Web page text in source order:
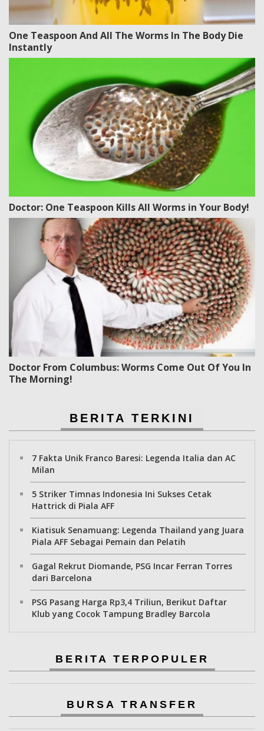
One Teaspoon And All The Worms In The Body Die
Instantly
Doctor: One Teaspoon Kills All Worms in Your Body!
Doctor From Columbus: Worms Come Out Of You In
The Morning!
BERITA TERKINI
7 Fakta Unik Franco Baresi: Legenda Italia dan AC
Milan
5 Striker Timnas Indonesia Ini Sukses Cetak
Hattrick di Piala AFF
Kiatisuk Senamuang: Legenda Thailand yang Juara
Piala AFF Sebagai Pemain dan Pelatih
Gagal Rekrut Diomande, PSG Incar Ferran Torres
dari Barcelona
PSG Pasang Harga Rp3,4 Triliun, Berikut Daftar
Klub yang Cocok Tampung Bradley Barcola
BERITA TERPOPULER
BURSA TRANSFER